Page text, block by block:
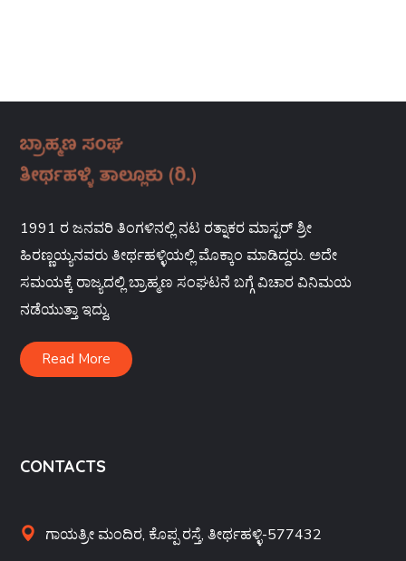
1991 ರ ಜನವರಿ ತಿಂಗಳಿನಲ್ಲಿ ನಟ ರತ್ನಾಕರ ಮಾಸ್ಟರ್ ಶ್ರೀ
ಹಿರಣ್ಣಯ್ಯನವರು ತೀರ್ಥಹಳ್ಳಿಯಲ್ಲಿ ಮೊಕ್ಕಾಂ ಮಾಡಿದ್ದರು. ಅದೇ
ಸಮಯಕ್ಕೆ ರಾಜ್ಯದಲ್ಲಿ ಬ್ರಾಹ್ಮಣ ಸಂಘಟನೆ ಬಗ್ಗೆ ವಿಚಾರ ವಿನಿಮಯ
ನಡೆಯುತ್ತಾ ಇದ್ದು,
Read More
CONTACTS
ಗಾಯತ್ರೀ ಮಂದಿರ, ಕೊಪ್ಪ ರಸ್ತೆ, ತೀರ್ಥಹಳ್ಳಿ-577432